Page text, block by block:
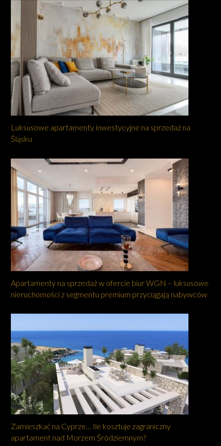
Luksusowe apartamenty inwestycyjne na sprzedaż na
Śląsku
Apartamenty na sprzedaż w ofercie biur WGN – luksusowe
nieruchomości z segmentu premium przyciągają nabywców
Zamieszkać na Cyprze… Ile kosztuje zagraniczny
apartament nad Morzem Śródziemnym?